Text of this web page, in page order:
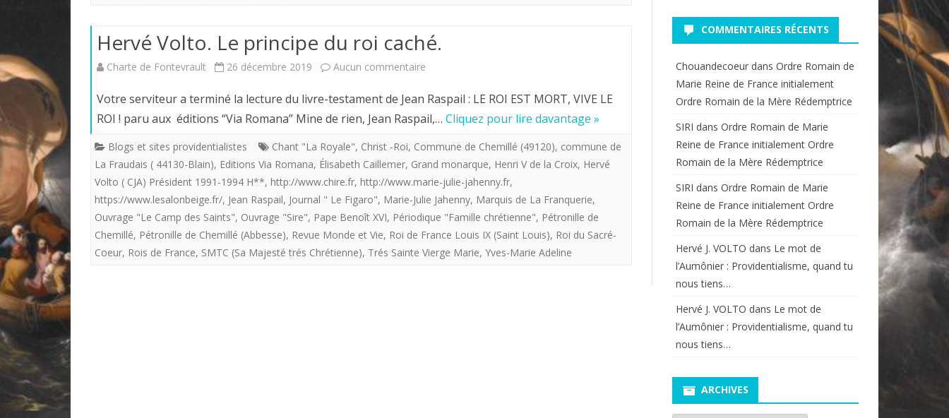
Hervé Volto. Le principe du roi caché.
Charte de Fontevrault 26 décembre 2019 Aucun commentaire
Volto.
principe
du
roi
caché.
Votre serviteur a terminé la lecture du livre-testament de Jean Raspail : LE ROI EST MORT, VIVE LE
ROI ! paru aux éditions “Via Romana” Mine de rien, Jean Raspail,… Cliquez pour lire davantage »
Blogs et sites providentialistes Chant "La Royale", Christ -Roi, Commune de Chemillé (49120), commune de
La Fraudais ( 44130-Blain), Editions Via Romana, Élisabeth Caillemer, Grand monarque, Henri V de la Croix, Hervé
Volto ( CJA) Président 1991-1994 H**, http://www.chire.fr, http://www.marie-julie-jahenny.fr,
https://www.lesalonbeige.fr/, Jean Raspail, Journal " Le Figaro", Marie-Julie Jahenny, Marquis de La Franquerie,
Ouvrage "Le Camp des Saints", Ouvrage "Sire", Pape Benoît XVI, Périodique "Famille chrétienne", Pétronille de
Chemillé, Pétronille de Chemillé (Abbesse), Revue Monde et Vie, Roi de France Louis IX (Saint Louis), Roi du Sacré-
Coeur, Rois de France, SMTC (Sa Majesté trés Chrétienne), Trés Sainte Vierge Marie, Yves-Marie Adeline
COMMENTAIRES RÉCENTS
Chouandecoeurdans Ordre Romain de
Marie Reine de France initialement
Ordre Romain de la Mère Rédemptrice
SIRI dans Ordre Romain de Marie
Reine de France initialement Ordre
Romain de la Mère Rédemptrice
SIRI dans Ordre Romain de Marie
Reine de France initialement Ordre
Romain de la Mère Rédemptrice
Hervé J. VOLTO dans Le mot de
l’Aumônier : Providentialisme, quand tu
nous tiens…
Hervé J. VOLTO dans Le mot de
l’Aumônier : Providentialisme, quand tu
nous tiens…
ARCHIVES